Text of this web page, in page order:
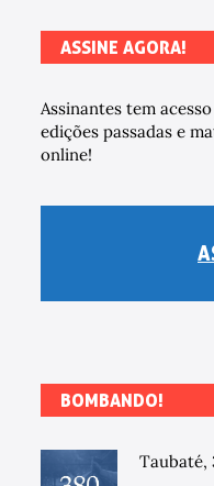
ASSINE AGORA!
Assinantes tem
edições passadas e
online!
BOMBANDO!
Taubaté,